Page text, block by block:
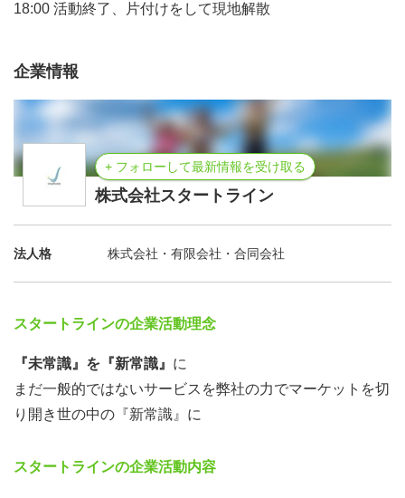
18:00 活動終了、片付けをして現地解散
企業情報
+ フォローして最新情報を受け取る
株式会社スタートライン
法人格 株式会社・有限会社・合同会社
スタートラインの企業活動理念
『未常識』を『新常識』 に
まだ一般的ではないサービスを弊社の力でマーケットを切
り開き世の中の『新常識』に
スタートラインの企業活動内容